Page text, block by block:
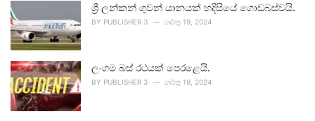
ශ්‍රී ලන්කන් ගුවන් යානයක් හදිසියේ ගොඩබස්වයි.
BY PUBLISHER 3 මාර්තු 19, 2024
ලංගම බස් රථයක් පෙරළෙයි.
BY PUBLISHER 3 මාර්තු 19, 2024